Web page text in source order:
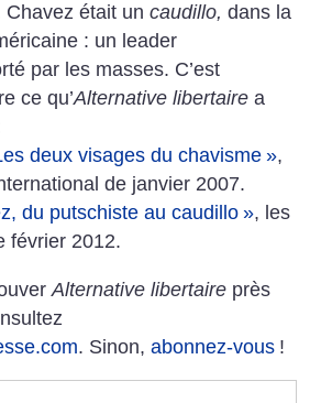
Chavez était uncaudillo, dans la
: un leader
par les masses. C’est
ce qu’Alternative libertaire a
deux visages du chavisme »,
de janvier 2007.
du putschiste au caudillo », les
février 2012.
Alternative libertaire près
. Sinon,abonnez-vous !